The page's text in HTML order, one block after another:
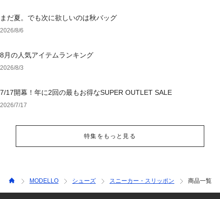
まだ夏。でも次に欲しいのは秋バッグ
2026/8/6
8月の人気アイテムランキング
2026/8/3
7/17開幕！年に2回の最もお得なSUPER OUTLET SALE
2026/7/17
特集をもっと見る
MODELLO シューズ スニーカー・スリッポン 商品一覧